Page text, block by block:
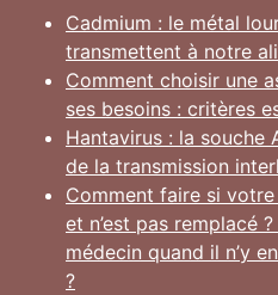
Cadmium : le métal
transmettent à notre
Comment choisir une
ses besoins : critères
Hantavirus : la souche
de la transmission
Comment faire si
et n’est pas remplacé
médecin quand il n’y
?